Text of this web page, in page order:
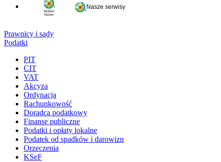
Nasze serwisy
Prawnicy i sądy
Podatki
PIT
CIT
VAT
Akcyza
Ordynacja
Rachunkowość
Doradca podatkowy
Finanse publiczne
Podatki i opłaty lokalne
Podatek od spadków i darowizn
Orzeczenia
KSeF